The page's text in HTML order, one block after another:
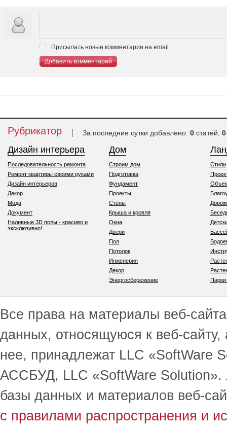
Присылать новые комментарии на email
Добавить комментарий
Рубрикатор За последние сутки добавлено: 0 статей, 0
Дизайн интерьера
Последовательность ремонта
Ремонт квартиры своими руками
Дизайн интерьеров
Декор
Мода
Документ
Наливные 3D полы - красиво и
эксклюзивно!
Дом
Строим дом
Подготовка
Фундамент
Проекты
Стены
Крыша и кровля
Окна
Двери
Пол
Потолок
Инженерия
Декор
Энергосбережение
Стили
Все права на материалы веб-
данных, относящуюся к веб-
нее, принадлежат LLC
АССБУД, LLC «SoftWare Solution».
базы данных и материалов веб-
с правилами распространения и